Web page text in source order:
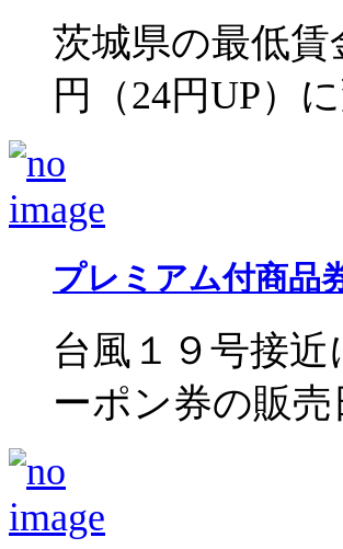
茨城県の最低賃
円（24円UP）
プレミアム付商品
台風１９号接
ーポン券の販